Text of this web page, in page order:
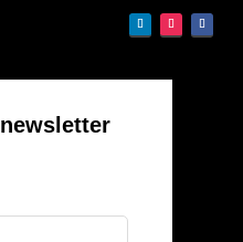
newsletter